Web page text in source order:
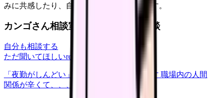
みに共感したり、自分の状況を投稿できます。
カンゴさん相談室から共有された相談
自分も相談する
ただ聞いてほしいrelationships
「夜勤がしんどい」について相談したいです 職場内の人間
関係が辛くて、、、